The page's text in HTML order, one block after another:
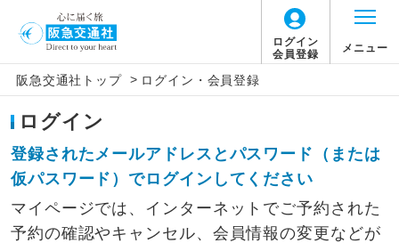
ログイン
会員登録
メニュー
阪急交通社トップ > ログイン・会員登録
ログイン
登録されたメールアドレスとパスワード（または
仮パスワード）でログインしてください
マイページでは、インターネットでご予約された
予約の確認やキャンセル、会員情報の変更などが